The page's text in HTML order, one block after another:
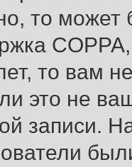
то может
то вам
это не
записи.